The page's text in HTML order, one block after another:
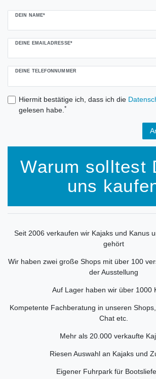
DEIN NAME*
DEINE EMAILADRESSE*
DEINE TELEFONNUMMER
Hiermit bestätige ich, dass ich die
gelesen habe. *
Warum solltest
uns
Seit 2006 verkaufen wir Kajaks und Kanus
gehört
Wir haben zwei große Shops mit über 100
der Ausstellung
Auf Lager haben wir über 1000
Kompetente Fachberatung in unseren
Chat etc.
Mehr als 20.000 verkaufte
Riesen Auswahl an Kajaks und
Eigener Fuhrpark für